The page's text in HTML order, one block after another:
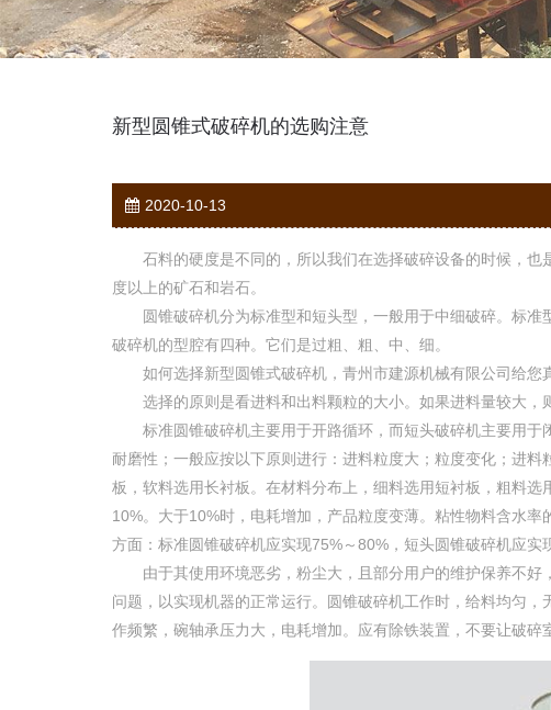
新型圆锥式破碎机的选购注意
2020-10-13
石料的硬度是不同的，所以我们在选择破碎设备的时候，也
度以上的矿石和岩石。
圆锥破碎机分为标准型和短头型，一般用于中细破碎。标准
破碎机的型腔有四种。它们是过粗、粗、中、细。
如何选择新型圆锥式破碎机，青州市建源机械有限公司给您
选择的原则是看进料和出料颗粒的大小。如果进料量较大，
标准圆锥破碎机主要用于开路循环，而短头破碎机主要用于
耐磨性；一般应按以下原则进行：进料粒度大；粒度变化；进
板，软料选用长衬板。在材料分布上，细料选用短衬板，粗料
10%。大于10%时，电耗增加，产品粒度变薄。粘性物料含水
方面：标准圆锥破碎机应实现75%～80%，短头圆锥破碎机应实
由于其使用环境恶劣，粉尘大，且部分用户的维护保养不好
问题，以实现机器的正常运行。圆锥破碎机工作时，给料均匀
作频繁，碗轴承压力大，电耗增加。应有除铁装置，不要让破碎